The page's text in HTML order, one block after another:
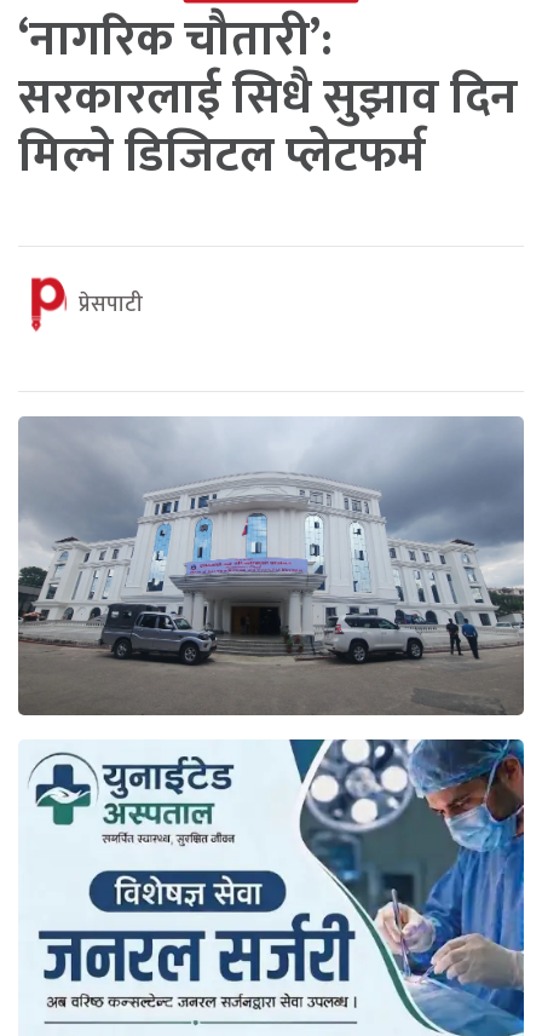
‘नागरिक चौतारी’:
सरकारलाई सिधै सुझाव दिन
मिल्ने डिजिटल प्लेटफर्म
प्रेसपाटी